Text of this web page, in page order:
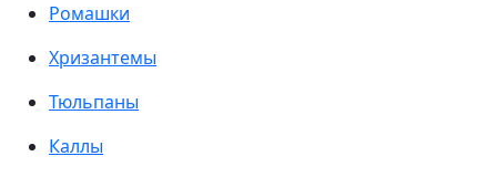
Ромашки
Хризантемы
Тюльпаны
Каллы